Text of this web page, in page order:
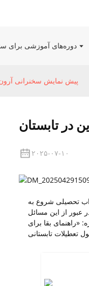
دوره‌های آموزشی برای سنین ۲ تا
پیش نمایش سخنرانی
در تابستان
۲۰۲۵-۰۷-۱۰
تحصیلی شروع به
«راهنمای بقا برای